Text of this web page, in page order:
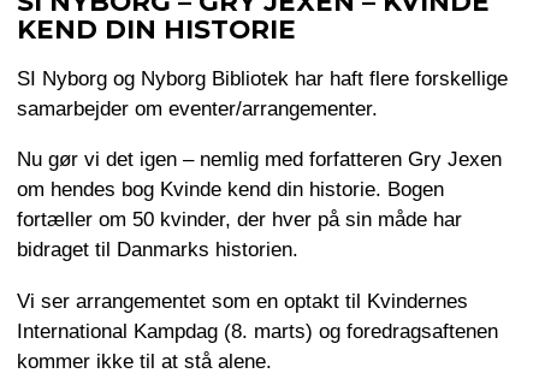
KEND DIN HISTORIE
SI Nyborg og Nyborg Bibliotek har haft flere forskellige
samarbejder om eventer/arrangementer.
Nu gør vi det igen – nemlig med forfatteren Gry Jexen
om hendes bog Kvinde kend din historie. Bogen
fortæller om 50 kvinder, der hver på sin måde har
bidraget til Danmarks historien.
Vi ser arrangementet som en optakt til Kvindernes
International Kampdag (8. marts) og foredragsaftenen
kommer ikke til at stå alene.